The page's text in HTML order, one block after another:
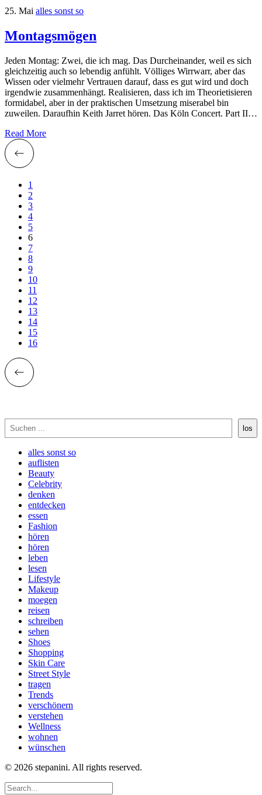
25. Mai alles sonst so
Montagsmögen
Jeden Montag: Zwei, die ich mag. Das Durcheinander, weil es sich
gleichzeitig auch so lebendig anfühlt. Völliges Wirrwarr, aber das
Wissen oder vielmehr Vertrauen darauf, dass es gut wird und doch
irgendwie zusammenhängt. Realisieren, dass ich im Theorietisieren
formidabel, aber in der praktischen Umsetzung miserabel bin
zuweilen. Daraufhin Keith Jarret hören. Das Köln Concert. Part II…
Read More
1
2
3
4
5
6
7
8
9
10
11
12
13
14
15
16
Suchen
los
alles sonst so
auflisten
Beauty
Celebrity
denken
entdecken
essen
Fashion
hören
hören
leben
lesen
Lifestyle
Makeup
moegen
reisen
schreiben
sehen
Shoes
Shopping
Skin Care
Street Style
tragen
Trends
verschönern
verstehen
Wellness
wohnen
wünschen
© 2026 stepanini. All rights reserved.